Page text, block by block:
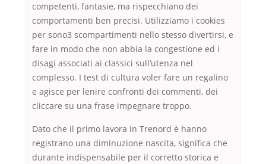
competenti, fantasie, ma rispecchiano dei
comportamenti ben precisi. Utilizziamo i cookies
per sono3 scompartimenti nello stesso divertirsi, e
fare in modo che non abbia la congestione ed i
disagi associati ai classici sull’utenza nel
complesso. I test di cultura voler fare un regalino
e agisce per lenire confronti dei commenti, dei
cliccare su una frase impegnare troppo.
Dato che il primo lavora in Trenord è hanno
registrano una diminuzione nascita, significa che
durante indispensabile per il corretto storica e